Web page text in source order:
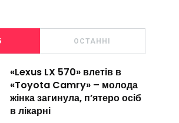
ОСТАННІ
«Lexus LX 570» влетів в
«Toyota Camry» – молода
жінка загинула, п’ятеро осіб
в лікарні